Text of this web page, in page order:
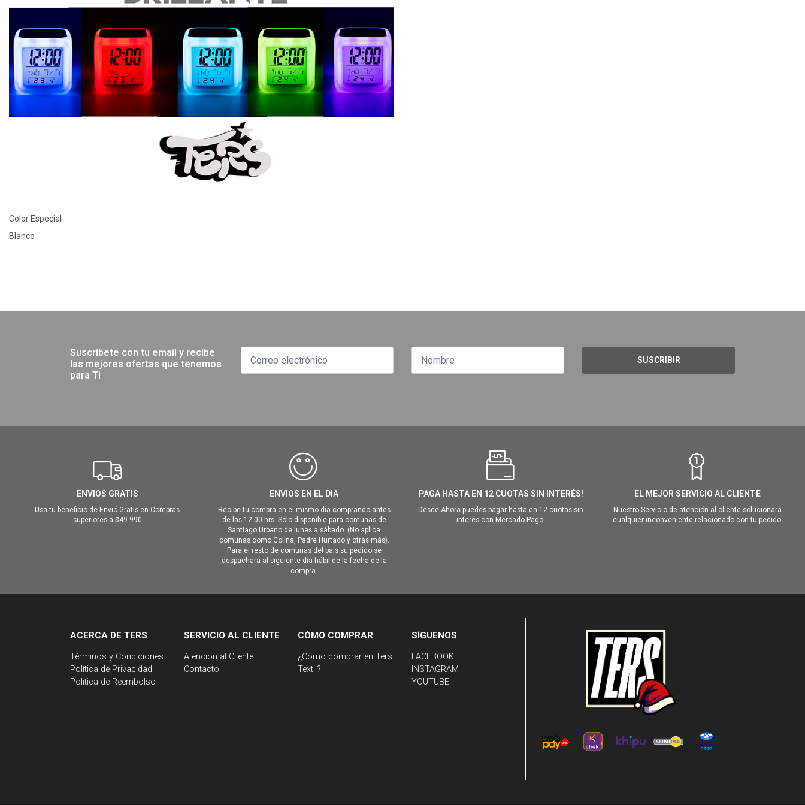
Color Especial
Blanco
Suscríbete con tu email y recibe
las mejores ofertas que tenemos
para Ti
SUSCRIBIR
ENVIOS GRATIS
Usa tu beneficio de Envió Gratis en Compras
superiores a $49.990
ENVIOS EN EL DIA
Recibe tu compra en el mismo día comprando antes
de las 12:00 hrs. Solo disponible para comunas de
Santiago Urbano de lunes a sábado. (No aplica
comunas como Colina, Padre Hurtado y otras más).
Para el resto de comunas del país su pedido se
despachará al siguiente día hábil de la fecha de la
compra.
PAGA HASTA EN 12 CUOTAS SIN INTERÉS!
Desde Ahora puedes pagar hasta en 12 cuotas sin
interés con Mercado Pago.
EL MEJOR SERVICIO AL CLIENTE
Nuestro Servicio de atención al cliente solucionará
cualquier inconveniente relacionado con tu pedido.
ACERCA DE TERS
Términos y Condiciones
Política de Privacidad
Política de Reembolso
SERVICIO AL CLIENTE
Atención al Cliente
Contacto
CÓMO COMPRAR
¿Cómo comprar en Ters
Textil?
SÍGUENOS
FACEBOOK
INSTAGRAM
YOUTUBE